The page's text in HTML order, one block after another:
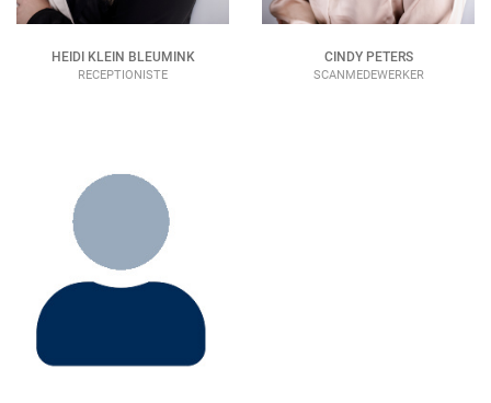
HEIDI KLEIN BLEUMINK
RECEPTIONISTE
CINDY PETERS
SCANMEDEWERKER